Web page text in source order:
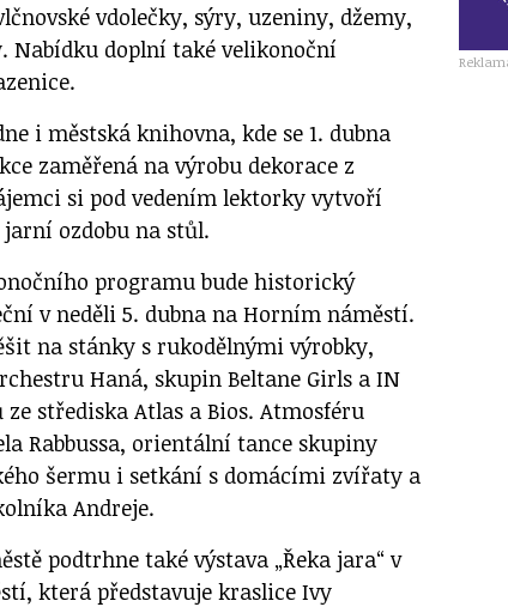
vdolečky, sýry, uzeniny, džemy,
Nabídku doplní také velikonoční
i městská knihovna, kde se 1. dubna
zaměřená na výrobu dekorace z
si pod vedením lektorky vytvoří
ozdobu na stůl.
programu bude historický
v neděli 5. dubna na Horním náměstí.
na stánky s rukodělnými výrobky,
Haná, skupin Beltane Girls a IN
střediska Atlas a Bios. Atmosféru
Rabbussa, orientální tance skupiny
šermu i setkání s domácími zvířaty a
Andreje.
podtrhne také výstava „Řeka jara“ v
která představuje kraslice Ivy